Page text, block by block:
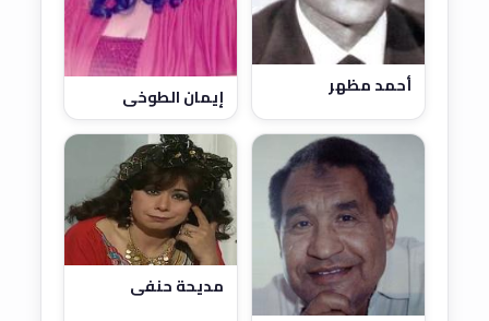
أحمد مظهر إيمان الطوخي
مديحة حنفي